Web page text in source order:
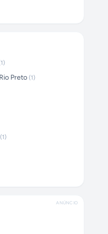
1)
Preto (1)
(1)
ANÚNCIO